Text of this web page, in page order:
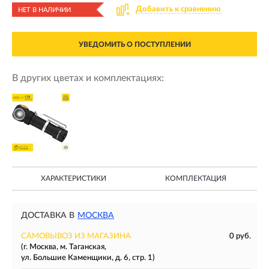
НЕТ В НАЛИЧИИ Добавить к сравнению
УВЕДОМИТЬ О ПОСТУПЛЕНИИ
В других цветах и комплектациях:
ХАРАКТЕРИСТИКИ КОМПЛЕКТАЦИЯ
ДОСТАВКА В МОСКВА
САМОВЫВОЗ ИЗ МАГАЗИНА
0 руб.
(г. Москва, м. Таганская,
ул. Большие Каменщики, д. 6, стр. 1)